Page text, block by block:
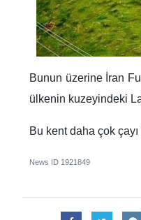
Bunun üzerine İran
ülkenin kuzeyindeki
Bu kent daha çok çayı
News ID 1921849